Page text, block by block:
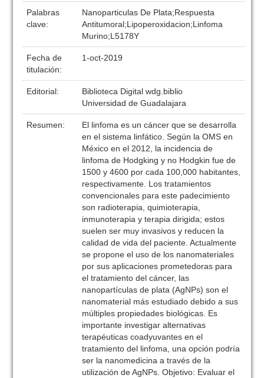
Palabras
clave:
Nanoparticulas De Plata;Respuesta
Antitumoral;Lipoperoxidacion;Linfoma
Murino;L5178Y
Fecha de
titulación:
1-oct-2019
Editorial:
Biblioteca Digital wdg.biblio
Universidad de Guadalajara
Resumen:
El linfoma es un cáncer que se desarrolla
en el sistema linfático. Según la OMS en
México en el 2012, la incidencia de
linfoma de Hodgking y no Hodgkin fue de
1500 y 4600 por cada 100,000 habitantes,
respectivamente. Los tratamientos
convencionales para este padecimiento
son radioterapia, quimioterapia,
inmunoterapia y terapia dirigida; estos
suelen ser muy invasivos y reducen la
calidad de vida del paciente. Actualmente
se propone el uso de los nanomateriales
por sus aplicaciones prometedoras para
el tratamiento del cáncer, las
nanopartículas de plata (AgNPs) son el
nanomaterial más estudiado debido a sus
múltiples propiedades biológicas. Es
importante investigar alternativas
terapéuticas coadyuvantes en el
tratamiento del linfoma, una opción podría
ser la nanomedicina a través de la
utilización de AgNPs. Objetivo: Evaluar el